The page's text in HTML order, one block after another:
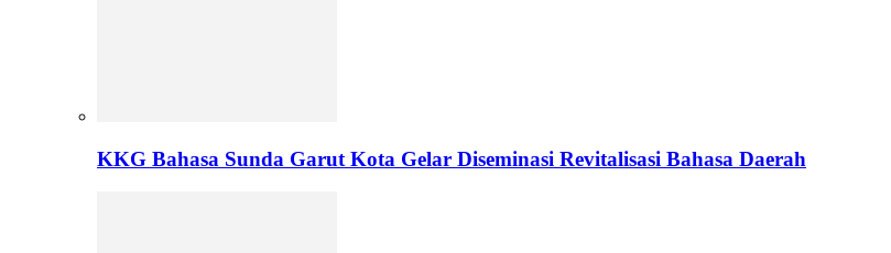
KKG Bahasa Sunda Garut Kota Gelar Diseminasi Revitalisasi Bahasa Daerah